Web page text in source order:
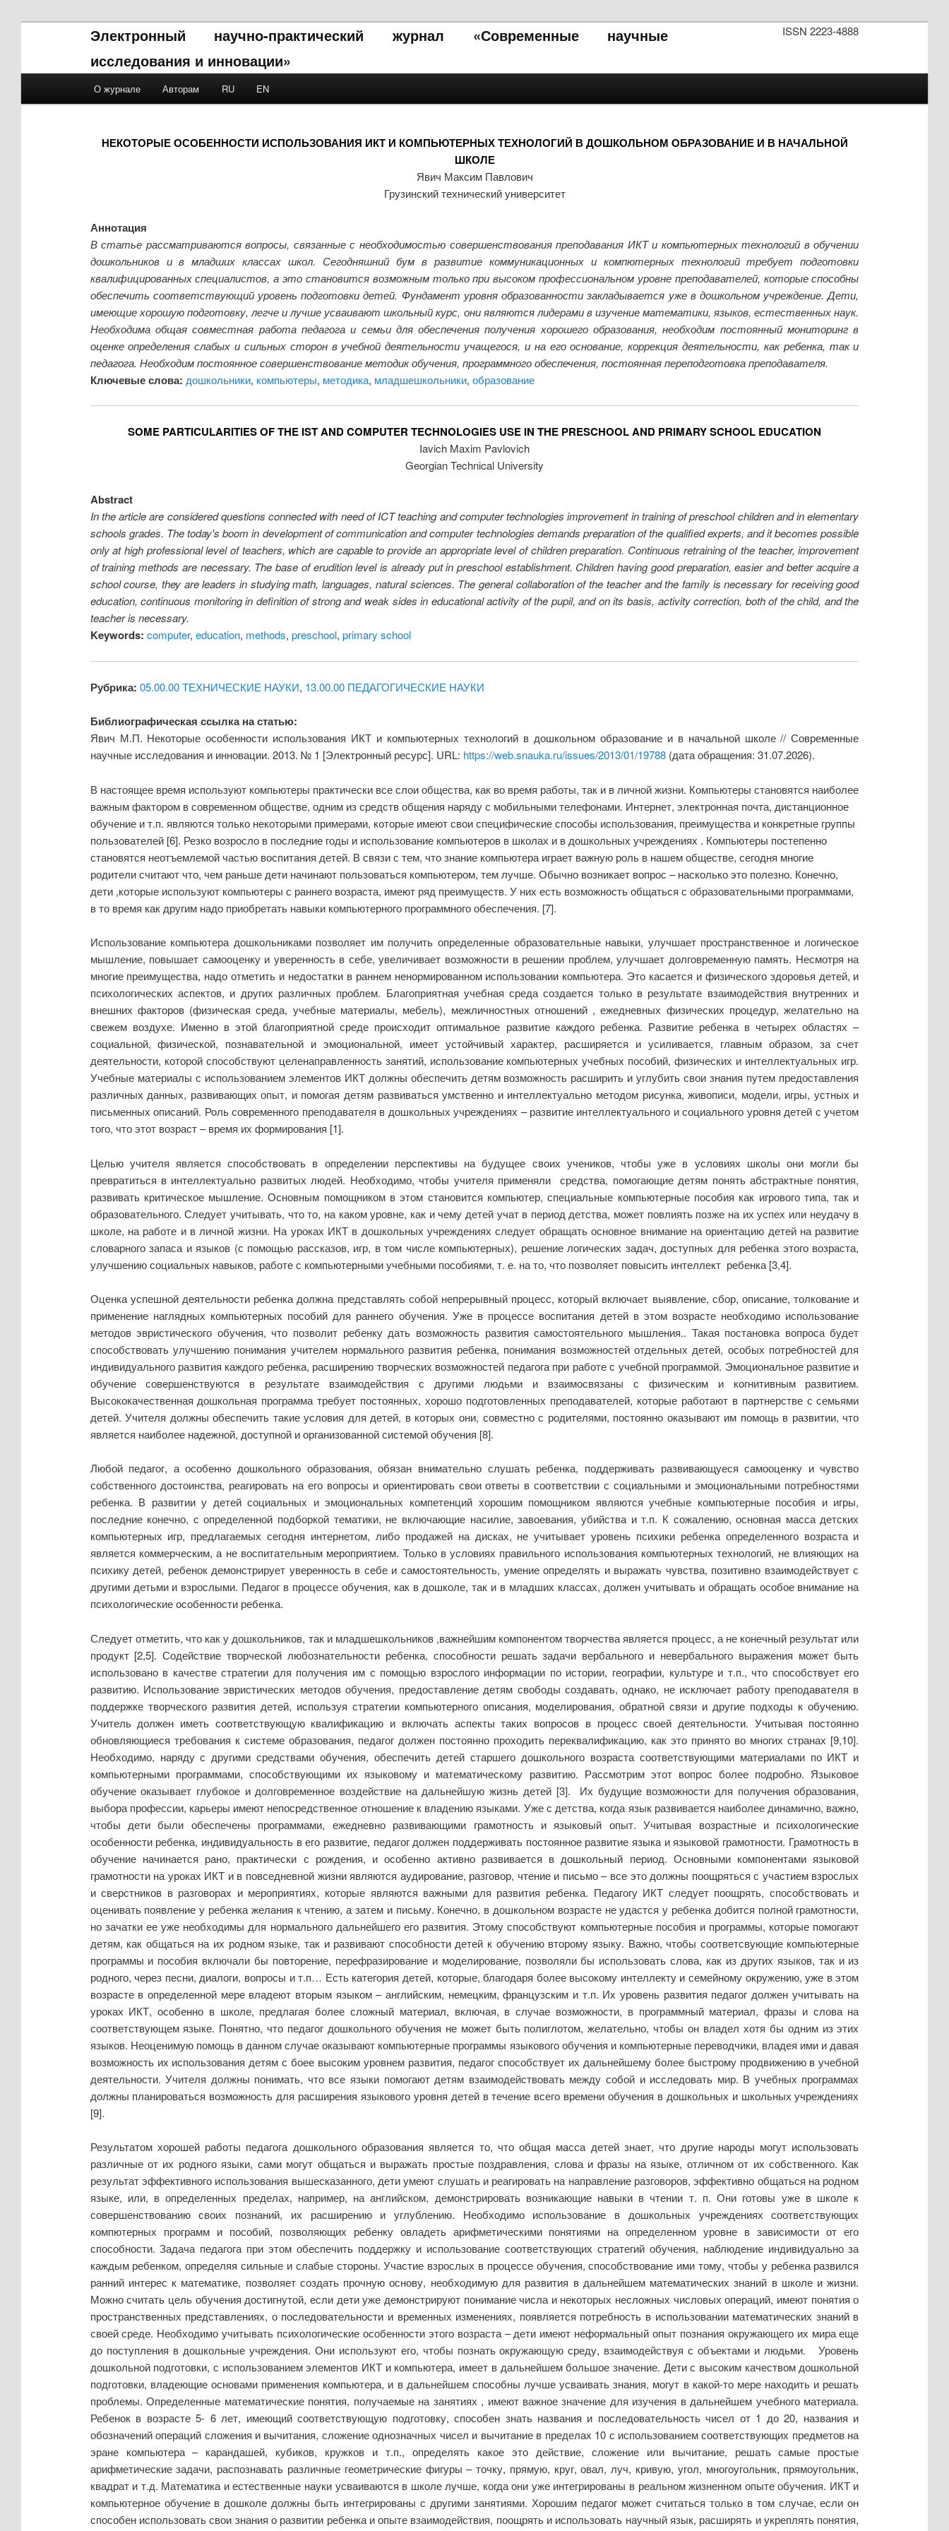
ISSN 2223-4888
Электронный научно-практический журнал «Современные научные
исследования и инновации»
Skip to primary content
Skip to secondary content
О журнале Авторам RU EN
НЕКОТОРЫЕ ОСОБЕННОСТИ ИСПОЛЬЗОВАНИЯ ИКТ И КОМПЬЮТЕРНЫХ ТЕХНОЛОГИЙ В ДОШКОЛЬНОМ ОБРАЗОВАНИЕ И В НАЧАЛЬНОЙ
ШКОЛЕ
Явич Максим Павлович
Грузинский технический университет
Аннотация
В статье рассматриваются вопросы, связанные с необходимостью совершенствования преподавания ИКТ и компьютерных технологий в обучении
дошкольников и в младших классах школ. Сегодняшний бум в развитие коммуникационных и компютерных технологий требует подготовки
квалифицированных специалистов, а это становится возможным только при высоком профессиональном уровне преподавателей, которые способны
обеспечить соответствующий уровень подготовки детей. Фундамент уровня образованности закладывается уже в дошкольном учреждение. Дети,
имеющие хорошую подготовку, легче и лучше усваивают школьный курс, они являются лидерами в изучение математики, языков, естественных наук.
Необходима общая совместная работа педагога и семьи для обеспечения получения хорошего образования, необходим постоянный мониторинг в
оценке определения слабых и сильных сторон в учебной деятельности учащегося, и на его основание, коррекция деятельности, как ребенка, так и
педагога. Необходим постоянное совершенствование методик обучения, программного обеспечения, постоянная переподготовка преподавателя.
Ключевые слова: дошкольники, компьютеры, методика, младшешкольники, образование
SOME PARTICULARITIES OF THE IST AND COMPUTER TECHNOLOGIES USE IN THE PRESCHOOL AND PRIMARY SCHOOL EDUCATION
Iavich Maxim Pavlovich
Georgian Technical University
Abstract
In the article are considered questions connected with need of ICT teaching and computer technologies improvement in training of preschool children and in elementary
schools grades. The today's boom in development of communication and computer technologies demands preparation of the qualified experts, and it becomes possible
only at high professional level of teachers, which are capable to provide an appropriate level of children preparation. Continuous retraining of the teacher, improvement
of training methods are necessary. The base of erudition level is already put in preschool establishment. Children having good preparation, easier and better acquire a
school course, they are leaders in studying math, languages, natural sciences. The general collaboration of the teacher and the family is necessary for receiving good
education, continuous monitoring in definition of strong and weak sides in educational activity of the pupil, and on its basis, activity correction, both of the child, and the
teacher is necessary.
Keywords: computer, education, methods, preschool, primary school
Рубрика: 05.00.00 ТЕХНИЧЕСКИЕ НАУКИ, 13.00.00 ПЕДАГОГИЧЕСКИЕ НАУКИ
Библиографическая ссылка на статью:
Явич М.П. Некоторые особенности использования ИКТ и компьютерных технологий в дошкольном образование и в начальной школе // Современные
научные исследования и инновации. 2013. № 1 [Электронный ресурс]. URL: https://web.snauka.ru/issues/2013/01/19788(дата обращения: 31.07.2026).
В настоящее время используют компьютеры практически все слои общества, как во время работы, так и в личной жизни. Компьютеры становятся наиболее
важным фактором в современном обществе, одним из средств общения наряду с мобильными телефонами. Интернет, электронная почта, дистанционное
обучение и т.п. являются только некоторыми примерами, которые имеют свои специфические способы использования, преимущества и конкретные группы
пользователей [6]. Резко возросло в последние годы и использование компьютеров в школах и в дошкольных учреждениях . Компьютеры постепенно
становятся неотъемлемой частью воспитания детей. В связи с тем, что знание компьютера играет важную роль в нашем обществе, сегодня многие
родители считают что, чем раньше дети начинают пользоваться компьютером, тем лучше. Обычно возникает вопрос – насколько это полезно. Конечно,
дети ,которые используют компьютеры с раннего возраста, имеют ряд преимуществ. У них есть возможность общаться с образовательными программами,
в то время как другим надо приобретать навыки компьютерного программного обеспечения. [7].
Использование компьютера дошкольниками позволяет им получить определенные образовательные навыки, улучшает пространственное и логическое
мышление, повышает самооценку и уверенность в себе, увеличивает возможности в решении проблем, улучшает долговременную память. Несмотря на
многие преимущества, надо отметить и недостатки в раннем ненормированном использовании компьютера. Это касается и физического здоровья детей, и
психологических аспектов, и других различных проблем. Благоприятная учебная среда создается только в результате взаимодействия внутренних и
внешних факторов (физическая среда, учебные материалы, мебель), межличностных отношений , ежедневных физических процедур, желательно на
свежем воздухе. Именно в этой благоприятной среде происходит оптимальное развитие каждого ребенка. Развитие ребенка в четырех областях –
социальной, физической, познавательной и эмоциональной, имеет устойчивый характер, расширяется и усиливается, главным образом, за счет
деятельности, которой способствуют целенаправленность занятий, использование компьютерных учебных пособий, физических и интеллектуальных игр.
Учебные материалы с использованием элементов ИКТ должны обеспечить детям возможность расширить и углубить свои знания путем предоставления
различных данных, развивающих опыт, и помогая детям развиваться умственно и интеллектуально методом рисунка, живописи, модели, игры, устных и
письменных описаний. Роль современного преподавателя в дошкольных учреждениях – развитие интеллектуального и социального уровня детей с учетом
того, что этот возраст – время их формирования [1].
Целью учителя является способствовать в определении перспективы на будущее своих учеников, чтобы уже в условиях школы они могли бы
превратиться в интеллектуально развитых людей. Необходимо, чтобы учителя применяли средства, помогающие детям понять абстрактные понятия,
развивать критическое мышление. Основным помощником в этом становится компьютер, специальные компьютерные пособия как игрового типа, так и
образовательного. Следует учитывать, что то, на каком уровне, как и чему детей учат в период детства, может повлиять позже на их успех или неудачу в
школе, на работе и в личной жизни. На уроках ИКТ в дошкольных учреждениях следует обращать основное внимание на ориентацию детей на развитие
словарного запаса и языков (с помощью рассказов, игр, в том числе компьютерных), решение логических задач, доступных для ребенка этого возраста,
улучшению социальных навыков, работе с компьютерными учебными пособиями, т. е. на то, что позволяет повысить интеллект ребенка [3,4].
Оценка успешной деятельности ребенка должна представлять собой непрерывный процесс, который включает выявление, сбор, описание, толкование и
применение наглядных компьютерных пособий для раннего обучения. Уже в процессе воспитания детей в этом возрасте необходимо использование
методов эвристического обучения, что позволит ребенку дать возможность развития самостоятельного мышления.. Такая постановка вопроса будет
способствовать улучшению понимания учителем нормального развития ребенка, понимания возможностей отдельных детей, особых потребностей для
индивидуального развития каждого ребенка, расширению творческих возможностей педагога при работе с учебной программой. Эмоциональное развитие и
обучение совершенствуются в результате взаимодействия с другими людьми и взаимосвязаны с физическим и когнитивным развитием.
Высококачественная дошкольная программа требует постоянных, хорошо подготовленных преподавателей, которые работают в партнерстве с семьями
детей. Учителя должны обеспечить такие условия для детей, в которых они, совместно с родителями, постоянно оказывают им помощь в развитии, что
является наиболее надежной, доступной и организованной системой обучения [8].
Любой педагог, а особенно дошкольного образования, обязан внимательно слушать ребенка, поддерживать развивающуеся самооценку и чувство
собственного достоинства, реагировать на его вопросы и ориентировать свои ответы в соответствии с социальными и эмоциональными потребностями
ребенка. В развитии у детей социальных и эмоциональных компетенций хорошим помощником являются учебные компьютерные пособия и игры,
последние конечно, с определенной подборкой тематики, не включающие насилие, завоевания, убийства и т.п. К сожалению, основная масса детских
компьютерных игр, предлагаемых сегодня интернетом, либо продажей на дисках, не учитывает уровень психики ребенка определенного возраста и
является коммерческим, а не воспитательным мероприятием. Только в условиях правильного использования компьютерных технологий, не влияющих на
психику детей, ребенок демонстрирует уверенность в себе и самостоятельность, умение определять и выражать чувства, позитивно взаимодействует с
другими детьми и взрослыми. Педагог в процессе обучения, как в дошколе, так и в младших классах, должен учитывать и обращать особое внимание на
психологические особенности ребенка.
Следует отметить, что как у дошкольников, так и младшешкольников ,важнейшим компонентом творчества является процесс, а не конечный результат или
продукт [2,5]. Содействие творческой любознательности ребенка, способности решать задачи вербального и невербального выражения может быть
использовано в качестве стратегии для получения им с помощью взрослого информации по истории, географии, культуре и т.п., что способствует его
развитию. Использование эвристических методов обучения, предоставление детям свободы создавать, однако, не исключает работу преподавателя в
поддержке творческого развития детей, используя стратегии компьютерного описания, моделирования, обратной связи и другие подходы к обучению.
Учитель должен иметь соответствующую квалификацию и включать аспекты таких вопросов в процесс своей деятельности. Учитывая постоянно
обновляющиеся требования к системе образования, педагог должен постоянно проходить переквалификацию, как это принято во многих странах [9,10].
Необходимо, наряду с другими средствами обучения, обеспечить детей старшего дошкольного возраста соответствующими материалами по ИКТ и
компьютерными программами, способствующими их языковому и математическому развитию. Рассмотрим этот вопрос более подробно. Языковое
обучение оказывает глубокое и долговременное воздействие на дальнейшую жизнь детей [3]. Их будущие возможности для получения образования,
выбора профессии, карьеры имеют непосредственное отношение к владению языками. Уже с детства, когда язык развивается наиболее динамично, важно,
чтобы дети были обеспечены программами, ежедневно развивающими грамотность и языковый опыт. Учитывая возрастные и психологические
особенности ребенка, индивидуальность в его развитие, педагог должен поддерживать постоянное развитие языка и языковой грамотности. Грамотность в
обучение начинается рано, практически с рождения, и особенно активно развивается в дошкольный период. Основными компонентами языковой
грамотности на уроках ИКТ и в повседневной жизни являются аудирование, разговор, чтение и письмо – все это должны поощряться с участием взрослых
и сверстников в разговорах и мероприятиях, которые являются важными для развития ребенка. Педагогу ИКТ следует поощрять, способствовать и
оценивать появление у ребенка желания к чтению, а затем и письму. Конечно, в дошкольном возрасте не удастся у ребенка добится полной грамотности,
но зачатки ее уже необходимы для нормального дальнейшего его развития. Этому способствуют компьютерные пособия и программы, которые помогают
детям, как общаться на их родном языке, так и развивают способности детей к обучению второму языку. Важно, чтобы соответсвующие компьютерные
программы и пособия включали бы повторение, перефразирование и моделирование, позволяли бы использовать слова, как из других языков, так и из
родного, через песни, диалоги, вопросы и т.п… Есть категория детей, которые, благодаря более высокому интеллекту и семейному окружению, уже в этом
возрасте в определенной мере владеют вторым языком – английским, немецким, французским и т.п. Их уровень развития педагог должен учитывать на
уроках ИКТ, особенно в школе, предлагая более сложный материал, включая, в случае возможности, в программный материал, фразы и слова на
соответствующем языке. Понятно, что педагог дошкольного обучения не может быть полиглотом, желательно, чтобы он владел хотя бы одним из этих
языков. Неоценимую помощь в данном случае оказывают компьютерные программы языкового обучения и компьютерные переводчики, владея ими и давая
возможность их использования детям с боее высоким уровнем развития, педагог способствует их дальнейшему более быстрому продвижению в учебной
деятельности. Учителя должны понимать, что все языки помогают детям взаимодействовать между собой и исследовать мир. В учебных программах
должны планироваться возможность для расширения языкового уровня детей в течение всего времени обучения в дошкольных и школьных учреждениях
[9].
Результатом хорошей работы педагога дошкольного образования является то, что общая масса детей знает, что другие народы могут использовать
различные от их родного языки, сами могут общаться и выражать простые поздравления, слова и фразы на языке, отличном от их собственного. Как
результат эффективного использования вышесказанного, дети умеют слушать и реагировать на направление разговоров, эффективно общаться на родном
языке, или, в определенных пределах, например, на английском, демонстрировать возникающие навыки в чтении т. п. Они готовы уже в школе к
совершенствованию своих познаний, их расширению и углублению. Необходимо использование в дошкольных учреждениях соответствующих
компютерных программ и пособий, позволяющих ребенку овладеть арифметическими понятиями на определенном уровне в зависимости от его
способности. Задача педагога при этом обеспечить поддержку и использование соответствующих стратегий обучения, наблюдение индивидуально за
каждым ребенком, определяя сильные и слабые стороны. Участие взрослых в процессе обучения, способствование ими тому, чтобы у ребенка развился
ранний интерес к математике, позволяет создать прочную основу, необходимую для развития в дальнейшем математических знаний в школе и жизни.
Можно считать цель обучения достигнутой, если дети уже демонстрируют понимание числа и некоторых несложных числовых операций, имеют понятия о
пространственных представлениях, о последовательности и временных изменениях, появляется потребность в использовании математических знаний в
своей среде. Необходимо учитывать психологические особенности этого возраста – дети имеют неформальный опыт познания окружающего их мира еще
до поступления в дошкольные учреждения. Они используют его, чтобы познать окружающую среду, взаимодействуя с объектами и людьми. Уровень
дошкольной подготовки, с использованием элементов ИКТ и компьютера, имеет в дальнейшем большое значение. Дети с высоким качеством дошкольной
подготовки, владеющие основами применения компьютера, и в дальнейшем способны лучше усваивать знания, могут в какой-то мере находить и решать
проблемы. Определенные математические понятия, получаемые на занятиях , имеют важное значение для изучения в дальнейшем учебного материала.
Ребенок в возрасте 5- 6 лет, имеющий соответствующую подготовку, способен знать названия и последовательность чисел от 1 до 20, названия и
обозначений операций сложения и вычитания, сложение однозначных чисел и вычитание в пределах 10 с использованием соответствующих предметов на
эране компьютера – карандашей, кубиков, кружков и т.п., определять какое это действие, сложение или вычитание, решать самые простые
арифметические задачи, распознавать различные геометрические фигуры – точку, прямую, круг, овал, луч, кривую, угол, многоугольник, прямоугольник,
квадрат и т.д. Математика и естественные науки усваиваются в школе лучше, когда они уже интегрированы в реальном жизненном опыте обучения. ИКТ и
компьютерное обучение в дошколе должны быть интегрированы с другими занятиями. Хорошим педагог может считаться только в том случае, если он
способен использовать свои знания о развитии ребенка и опыте взаимодействия, поощрять и использовать научный язык, расширять и укреплять понятия,